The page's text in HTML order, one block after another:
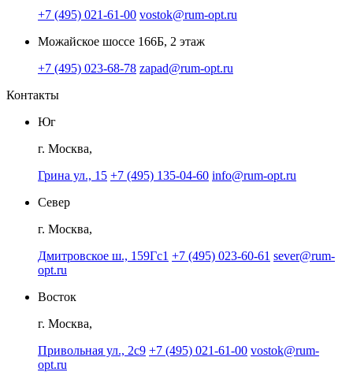
+7 (495) 021-61-00 vostok@rum-opt.ru
Можайское шоссе 166Б, 2 этаж
+7 (495) 023-68-78 zapad@rum-opt.ru
Контакты
Юг
г. Москва,
Грина ул., 15 +7 (495) 135-04-60 info@rum-opt.ru
Север
г. Москва,
Дмитровское ш., 159Гс1 +7 (495) 023-60-61 sever@rum-
opt.ru
Восток
г. Москва,
Привольная ул., 2с9 +7 (495) 021-61-00 vostok@rum-
opt.ru